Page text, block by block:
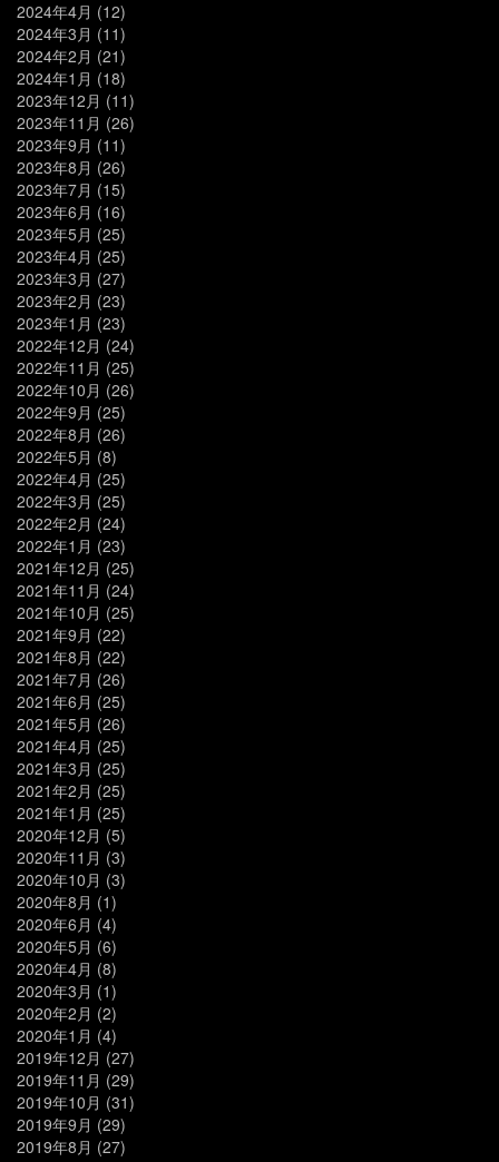
2024年4月 (12)
2024年3月 (11)
2024年2月 (21)
2024年1月 (18)
2023年12月 (11)
2023年11月 (26)
2023年9月 (11)
2023年8月 (26)
2023年7月 (15)
2023年6月 (16)
2023年5月 (25)
2023年4月 (25)
2023年3月 (27)
2023年2月 (23)
2023年1月 (23)
2022年12月 (24)
2022年11月 (25)
2022年10月 (26)
2022年9月 (25)
2022年8月 (26)
2022年5月 (8)
2022年4月 (25)
2022年3月 (25)
2022年2月 (24)
2022年1月 (23)
2021年12月 (25)
2021年11月 (24)
2021年10月 (25)
2021年9月 (22)
2021年8月 (22)
2021年7月 (26)
2021年6月 (25)
2021年5月 (26)
2021年4月 (25)
2021年3月 (25)
2021年2月 (25)
2021年1月 (25)
2020年12月 (5)
2020年11月 (3)
2020年10月 (3)
2020年8月 (1)
2020年6月 (4)
2020年5月 (6)
2020年4月 (8)
2020年3月 (1)
2020年2月 (2)
2020年1月 (4)
2019年12月 (27)
2019年11月 (29)
2019年10月 (31)
2019年9月 (29)
2019年8月 (27)